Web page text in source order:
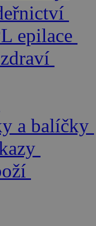
epilace
a balíčky